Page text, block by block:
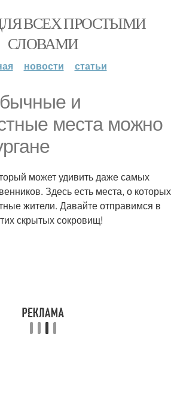
ВСЕХ ПРОСТЫМИ
СЛОВАМИ
новости статьи
и
места можно
может удивить даже самых
Здесь есть места, о которых
жители. Давайте отправимся в
скрытых сокровищ!